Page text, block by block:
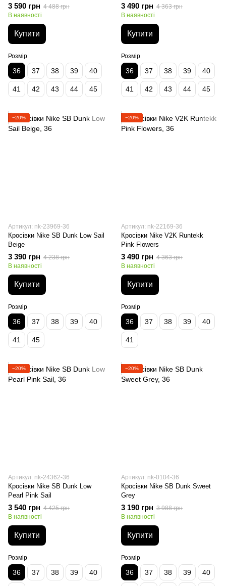
3 590 грн 4 488 грн
В наявності
Купити
Розмір
36 37 38 39 40
41 42 43 44 45
3 490 грн 4 363 грн
В наявності
Купити
Розмір
36 37 38 39 40
41 42 43 44 45
−20%
Артикул: nk-23969-36
Кросівки Nike SB Dunk Low Sail
Beige
3 390 грн 4 238 грн
В наявності
Купити
Розмір
36 37 38 39 40
41 45
−20%
Артикул: nk-22169-36
Кросівки Nike V2K Runtekk
Pink Flowers
3 490 грн 4 363 грн
В наявності
Купити
Розмір
36 37 38 39 40
41
−20%
Артикул: nk-24362-36
Кросівки Nike SB Dunk Low
Pearl Pink Sail
3 540 грн 4 425 грн
В наявності
Купити
Розмір
36 37 38 39 40
−20%
Артикул: nk-0104-36
Кросівки Nike SB Dunk Sweet
Grey
3 190 грн 3 988 грн
В наявності
Купити
Розмір
36 37 38 39 40